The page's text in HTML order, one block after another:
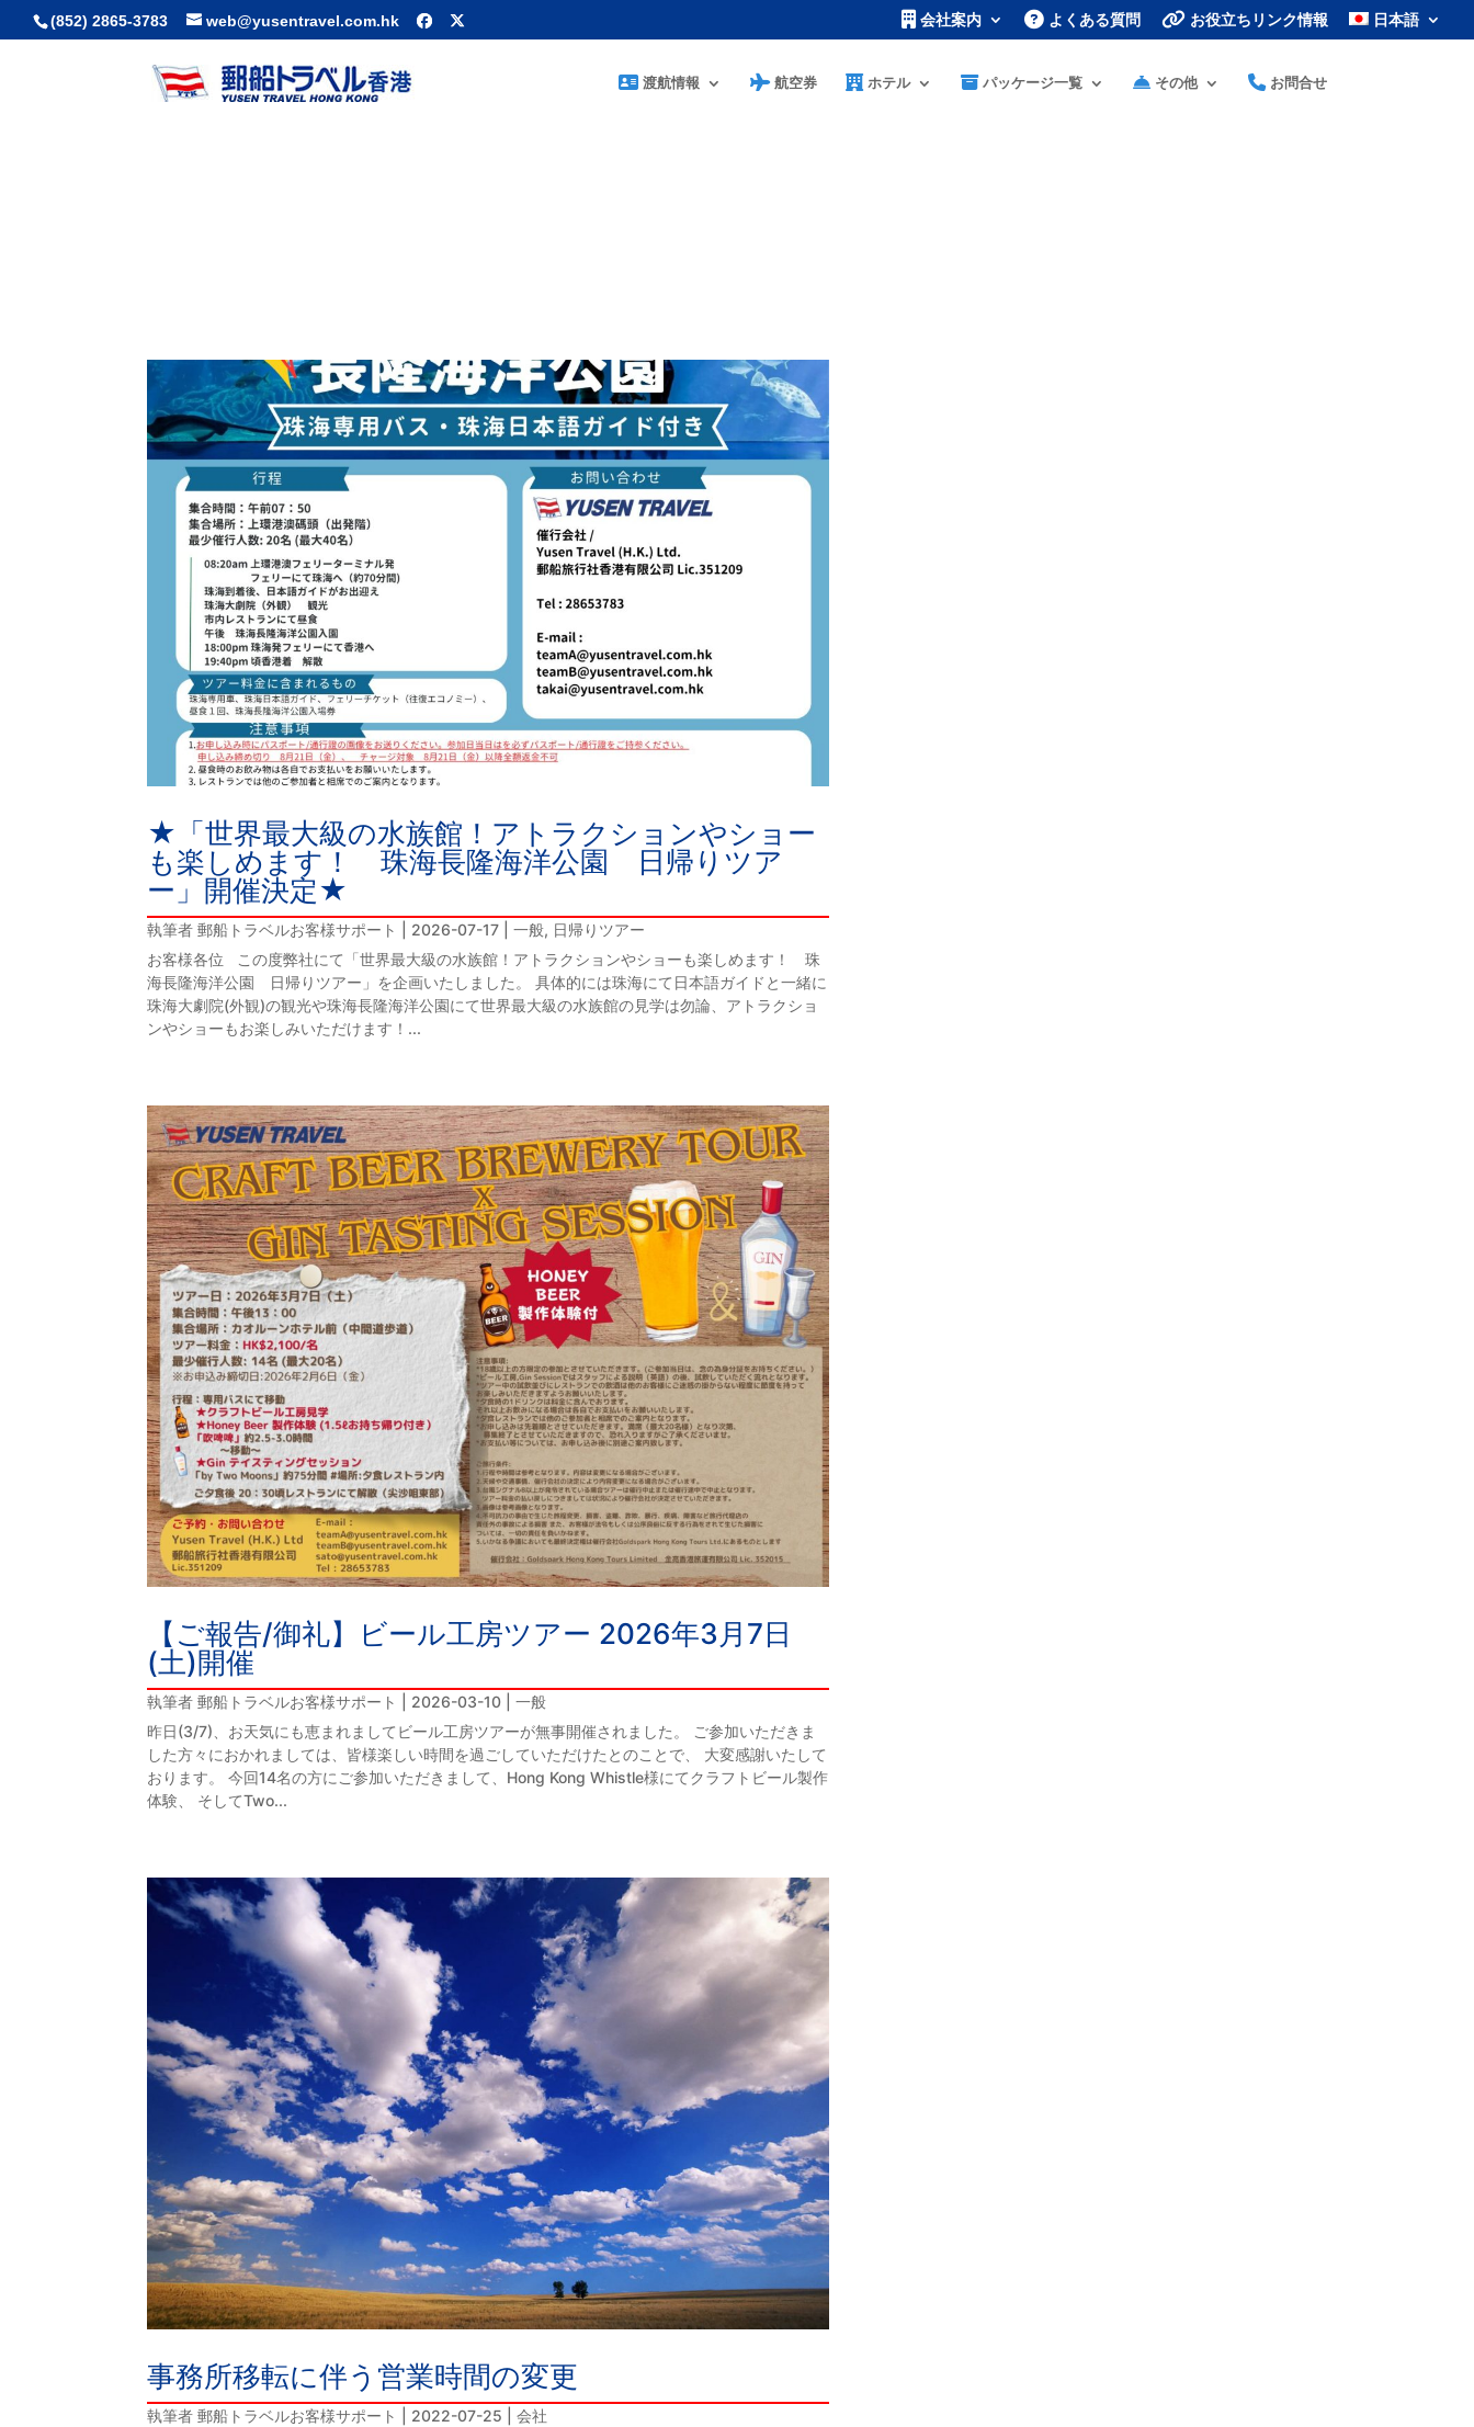
(852) 2865-3783 web@yusentravel.com.hk 会社案内 よくある質問 お役立ちリンク情報 日本語
渡航情報 航空券 ホテル パッケージ一覧 その他 お問合せ
★「世界最大級の水族館！アトラクションやショー
も楽しめます！ 珠海長隆海洋公園 日帰りツア
ー」開催決定★
執筆者郵船トラベルお客様サポート 2026-07-17 |一般, 日帰りツアー
お客様各位 この度弊社にて「世界最大級の水族館！アトラクションやショーも楽しめます！ 珠
海長隆海洋公園 日帰りツアー」を企画いたしました。 具体的には珠海にて日本語ガイドと一緒に
珠海大劇院(外観)の観光や珠海長隆海洋公園にて世界最大級の水族館の見学は勿論、アトラクショ
ンやショーもお楽しみいただけます！...
【ご報告/御礼】ビール工房ツアー 2026年3月7日
(土)開催
執筆者郵船トラベルお客様サポート 2026-03-10 |一般
昨日(3/7)、お天気にも恵まれましてビール工房ツアーが無事開催されました。 ご参加いただきま
した方々におかれましては、皆様楽しい時間を過ごしていただけたとのことで、 大変感謝いたして
おります。 今回14名の方にご参加いただきまして、Hong Kong Whistle様にてクラフトビール製作
体験、 そしてTwo...
事務所移転に伴う営業時間の変更
執筆者郵船トラベルお客様サポート 2022-07-25 |会社